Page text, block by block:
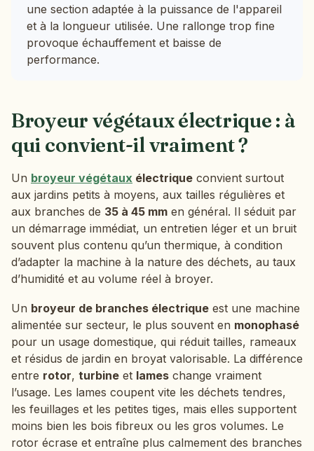
une section adaptée à la puissance de l'appareil
et à la longueur utilisée. Une rallonge trop fine
provoque échauffement et baisse de
performance.
Broyeur végétaux électrique : à
qui convient-il vraiment ?
Un broyeur végétaux électrique convient surtout
aux jardins petits à moyens, aux tailles régulières et
aux branches de 35 à 45 mm en général. Il séduit par
un démarrage immédiat, un entretien léger et un bruit
souvent plus contenu qu’un thermique, à condition
d’adapter la machine à la nature des déchets, au taux
d’humidité et au volume réel à broyer.
Un broyeur de branches électrique est une machine
alimentée sur secteur, le plus souvent en monophasé
pour un usage domestique, qui réduit tailles, rameaux
et résidus de jardin en broyat valorisable. La différence
entre rotor, turbine et lames change vraiment
l’usage. Les lames coupent vite les déchets tendres,
les feuillages et les petites tiges, mais elles supportent
moins bien les bois fibreux ou les gros volumes. Le
rotor écrase et entraîne plus calmement des branches